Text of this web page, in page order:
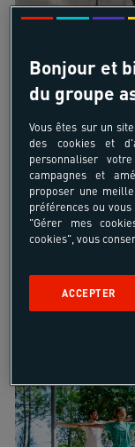
Croisière
Trail
Bonjour et
du groupe
Vous êtes sur un
des cookies et
personnaliser
campagnes et
proposer une
préférences ou
"Gérer mes
cookies", vous
ACCEPTER